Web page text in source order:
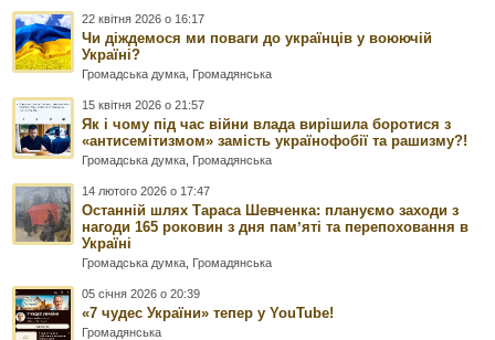
22 квітня 2026 о 16:17
Чи діждемося ми поваги до українців у воюючій
Україні?
Громадська думка Громадянська
15 квітня 2026 о 21:57
Як і чому під час війни влада вирішила боротися з
«антисемітизмом» замість українофобії та рашизму?!
Громадська думка Громадянська
14 лютого 2026 о 17:47
Останній шлях Тараса Шевченка: плануємо заходи з
нагоди 165 роковин з дня памʼяті та перепоховання в
Україні
Громадська думка Громадянська
05 січня 2026 о 20:39
«7 чудес України» тепер у YouTube!
Громадянська